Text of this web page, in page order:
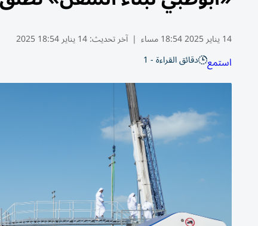
14 يناير 2025 18:54 مساء | آخر تحديث:14 يناير 18:54 2025
استمع دقائق القراءة - 1